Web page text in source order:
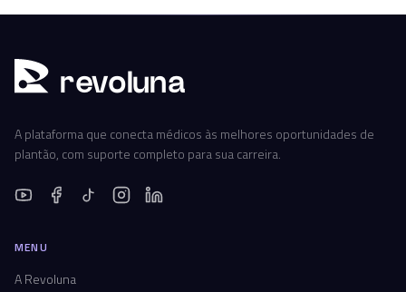
revoluna
A plataforma que conecta médicos às melhores oportunidades de
plantão, com suporte completo para sua carreira.
MENU
A Revoluna